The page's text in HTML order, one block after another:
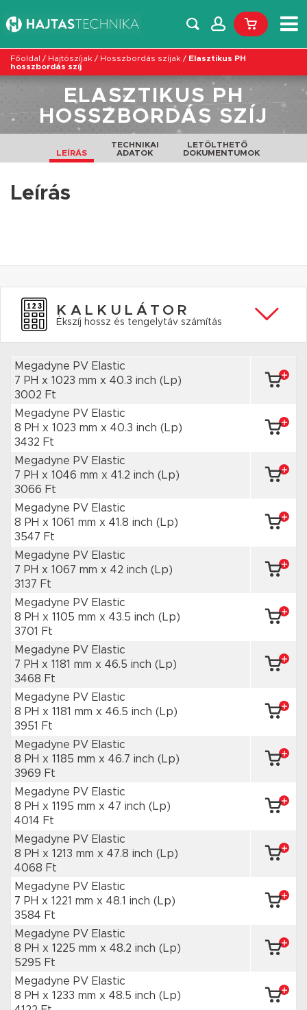
Főoldal / Hajtószíjak / Hosszbordás szíjak / Elasztikus PH
hosszbordás szíj
ELASZTIKUS PH
HOSSZBORDÁS SZÍJ
LEÍRÁS
TECHNIKAI
ADATOK
LETÖLTHETŐ
DOKUMENTUMOK
Leírás
KALKULÁTOR
Ékszíj hossz és tengelytáv számítás
Megadyne PV Elastic
7 PH x 1023 mm x 40.3 inch (Lp)
3002 Ft
Megadyne PV Elastic
8 PH x 1023 mm x 40.3 inch (Lp)
3432 Ft
Megadyne PV Elastic
7 PH x 1046 mm x 41.2 inch (Lp)
3066 Ft
Megadyne PV Elastic
8 PH x 1061 mm x 41.8 inch (Lp)
3547 Ft
Megadyne PV Elastic
7 PH x 1067 mm x 42 inch (Lp)
3137 Ft
Megadyne PV Elastic
8 PH x 1105 mm x 43.5 inch (Lp)
3701 Ft
Megadyne PV Elastic
7 PH x 1181 mm x 46.5 inch (Lp)
3468 Ft
Megadyne PV Elastic
8 PH x 1181 mm x 46.5 inch (Lp)
3951 Ft
Megadyne PV Elastic
8 PH x 1185 mm x 46.7 inch (Lp)
3969 Ft
Megadyne PV Elastic
8 PH x 1195 mm x 47 inch (Lp)
4014 Ft
Megadyne PV Elastic
8 PH x 1213 mm x 47.8 inch (Lp)
4068 Ft
Megadyne PV Elastic
7 PH x 1221 mm x 48.1 inch (Lp)
3584 Ft
Megadyne PV Elastic
8 PH x 1225 mm x 48.2 inch (Lp)
5295 Ft
Megadyne PV Elastic
8 PH x 1233 mm x 48.5 inch (Lp)